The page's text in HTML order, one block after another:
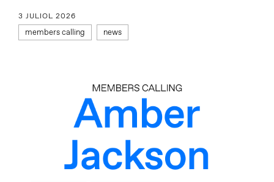
3 JULIOL 2026
members calling news